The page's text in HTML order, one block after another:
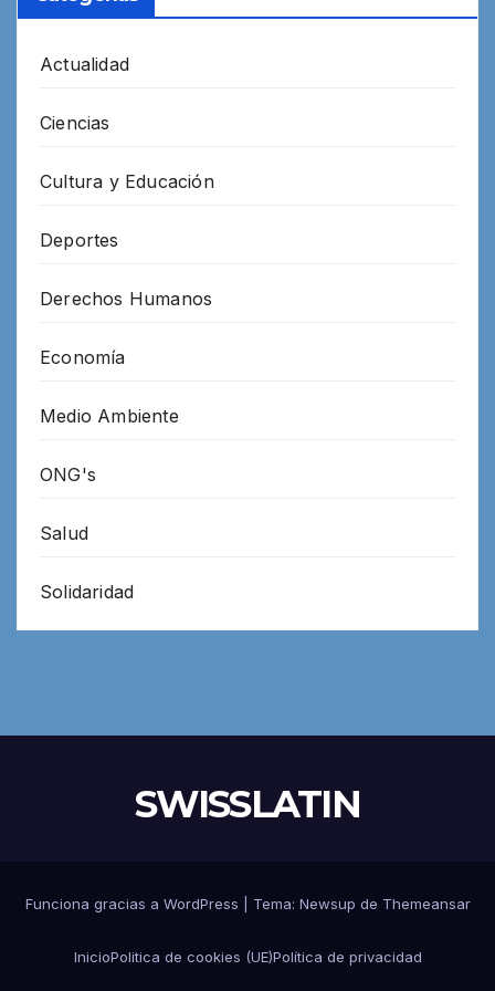
Actualidad
Ciencias
Cultura y Educación
Deportes
Derechos Humanos
Economía
Medio Ambiente
ONG's
Salud
Solidaridad
SWISSLATIN
Funciona gracias a WordPress Tema: Newsup de Themeansar
InicioPolitica de cookies (UE)Política de privacidad